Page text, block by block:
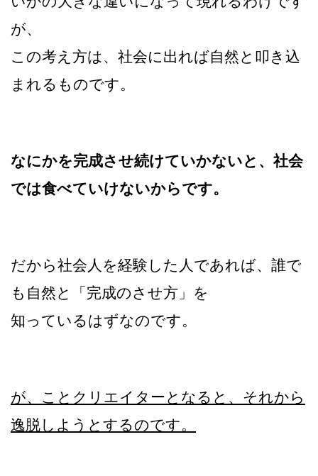
が、
この考え方は、社会に出れば自然と叩き込
まれるものです。
なにかを完成させ続けていかないと、社会
では食べていけないからです。
だから社会人を経験した人であれば、誰で
も自然と「完成のさせ方」を
知っているはずなのです。
が、ことクリエイターとなると、それから
逸脱しようとするのです。